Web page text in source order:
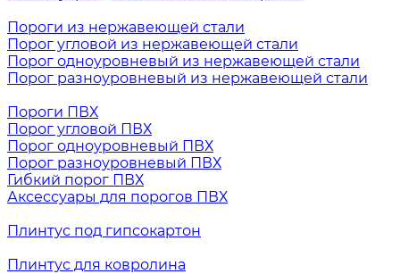
Пороги из нержавеющей стали
Порог угловой из нержавеющей стали
Порог одноуровневый из нержавеющей стали
Порог разноуровневый из нержавеющей стали
Пороги ПВХ
Порог угловой ПВХ
Порог одноуровневый ПВХ
Порог разноуровневый ПВХ
Гибкий порог ПВХ
Аксессуары для порогов ПВХ
Плинтус под гипсокартон
Плинтус для ковролина